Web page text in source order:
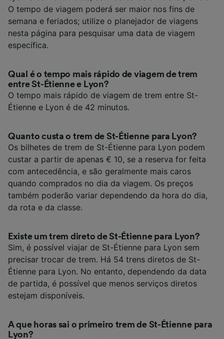
O tempo de viagem poderá ser maior nos fins de
semana e feriados; utilize o planejador de viagens
nesta página para pesquisar uma data de viagem
específica.
Qual é o tempo mais rápido de viagem de trem
entre St-Étienne e Lyon?
O tempo mais rápido de viagem de trem entre St-
Étienne e Lyon é de 42 minutos.
Quanto custa o trem de St-Étienne para Lyon?
Os bilhetes de trem de St-Étienne para Lyon podem
custar a partir de apenas € 10, se a reserva for feita
com antecedência, e são geralmente mais caros
quando comprados no dia da viagem. Os preços
também poderão variar dependendo da hora do dia,
da rota e da classe.
Existe um trem direto de St-Étienne para Lyon?
Sim, é possível viajar de St-Étienne para Lyon sem
precisar trocar de trem. Há 54 trens diretos de St-
Étienne para Lyon. No entanto, dependendo da data
de partida, é possível que menos serviços diretos
estejam disponíveis.
A que horas sai o primeiro trem de St-Étienne para
Lyon?